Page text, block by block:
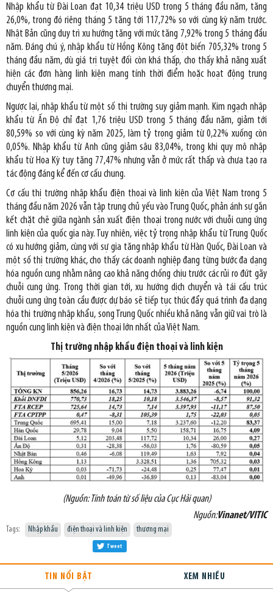
Nhập khẩu từ Đài Loan đạt 10,34 triệu USD trong 5 tháng đầu năm, tăng
26,0%, trong đó riêng tháng 5 tăng tới 117,72% so với cùng kỳ năm trước.
Nhật Bản cũng duy trì xu hướng tăng với mức tăng 7,92% trong 5 tháng đầu
năm. Đáng chú ý, nhập khẩu từ Hồng Kông tăng đột biến 705,32% trong 5
tháng đầu năm, dù giá trị tuyệt đối còn khá thấp, cho thấy khả năng xuất
hiện các đơn hàng linh kiện mang tính thời điểm hoặc hoạt động trung
chuyển thương mại.
Ngược lại, nhập khẩu từ một số thị trường suy giảm mạnh. Kim ngạch nhập
khẩu từ Ấn Độ chỉ đạt 1,76 triệu USD trong 5 tháng đầu năm, giảm tới
80,59% so với cùng kỳ năm 2025, làm tỷ trọng giảm từ 0,22% xuống còn
0,05%. Nhập khẩu từ Anh cũng giảm sâu 83,04%, trong khi quy mô nhập
khẩu từ Hoa Kỳ tuy tăng 77,47% nhưng vẫn ở mức rất thấp và chưa tạo ra
tác động đáng kể đến cơ cấu chung.
Cơ cấu thị trường nhập khẩu điện thoại và linh kiện của Việt Nam trong 5
tháng đầu năm 2026 vẫn tập trung chủ yếu vào Trung Quốc, phản ánh sự gắn
kết chặt chẽ giữa ngành sản xuất điện thoại trong nước với chuỗi cung ứng
linh kiện của quốc gia này. Tuy nhiên, việc tỷ trọng nhập khẩu từ Trung Quốc
có xu hướng giảm, cùng với sự gia tăng nhập khẩu từ Hàn Quốc, Đài Loan và
một số thị trường khác, cho thấy các doanh nghiệp đang từng bước đa dạng
hóa nguồn cung nhằm nâng cao khả năng chống chịu trước các rủi ro đứt gãy
chuỗi cung ứng. Trong thời gian tới, xu hướng dịch chuyển và tái cấu trúc
chuỗi cung ứng toàn cầu được dự báo sẽ tiếp tục thúc đẩy quá trình đa dạng
hóa thị trường nhập khẩu, song Trung Quốc nhiều khả năng vẫn giữ vai trò là
nguồn cung linh kiện và điện thoại lớn nhất của Việt Nam.
Thị trường nhập khẩu điện thoại và linh kiện
(Nguồn: Tính toán từ số liệu của Cục Hải quan)
Nguồn:Vinanet/VITIC
Tags: Nhập khẩu điện thoại và linh kiện thương mại
Tweet
TIN NỔI BẬT XEM NHIỀU